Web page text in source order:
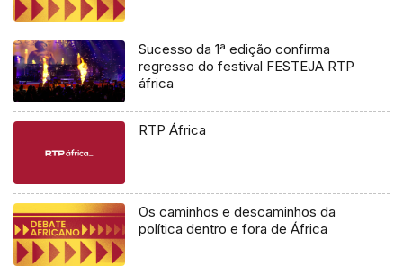
Sucesso da 1ª edição confirma
regresso do festival FESTEJA RTP
áfrica
RTP África
Os caminhos e descaminhos da
política dentro e fora de África